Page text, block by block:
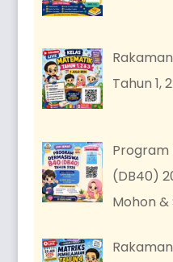
Tahun 1,
Program
(DB40)
Mohon